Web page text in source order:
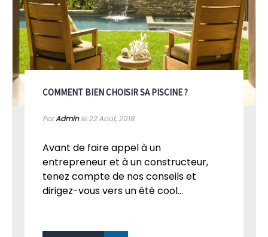
COMMENT BIEN CHOISIR SA PISCINE ?
ParAdminle 22Août, 2018
Avant de faire appel à un
entrepreneur et à un constructeur,
tenez compte de nos conseils et
dirigez-vous vers un été cool...